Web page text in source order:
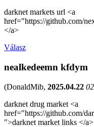
darknet markets url <a
href="https://github.com/
</a>
Válasz
nealkedeemn kfdym
(DonaldMib, 2025.04.22
darknet drug market <a
href="https://github.com/
">darknet market links </a>